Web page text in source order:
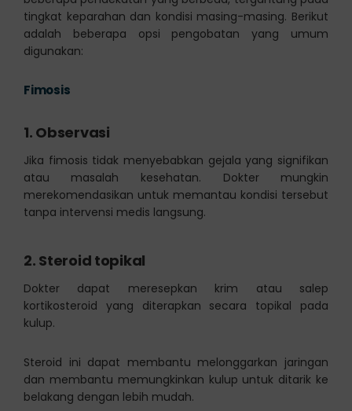
tingkat keparahan dan kondisi masing-masing. Berikut
adalah beberapa opsi pengobatan yang umum
digunakan:
Fimosis
1. Observasi
Jika fimosis tidak menyebabkan gejala yang signifikan
atau masalah kesehatan. Dokter mungkin
merekomendasikan untuk memantau kondisi tersebut
tanpa intervensi medis langsung.
2. Steroid topikal
Dokter dapat meresepkan krim atau salep
kortikosteroid yang diterapkan secara topikal pada
kulup.
Steroid ini dapat membantu melonggarkan jaringan
dan membantu memungkinkan kulup untuk ditarik ke
belakang dengan lebih mudah.